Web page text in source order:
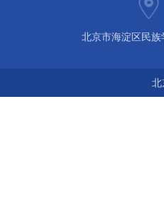
北京市海淀区民
北